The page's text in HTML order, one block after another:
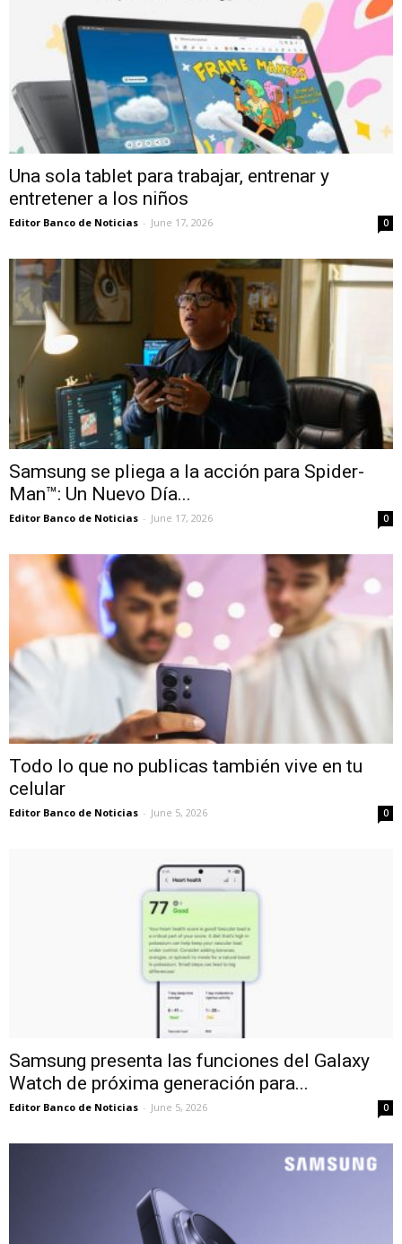
Una sola tablet para trabajar, entrenar y
entretener a los niños
Editor Banco de Noticias - June 17, 2026 0
Samsung se pliega a la acción para Spider-
Man™: Un Nuevo Día...
Editor Banco de Noticias - June 17, 2026 0
Todo lo que no publicas también vive en tu
celular
Editor Banco de Noticias - June 5, 2026 0
Samsung presenta las funciones del Galaxy
Watch de próxima generación para...
Editor Banco de Noticias - June 5, 2026 0